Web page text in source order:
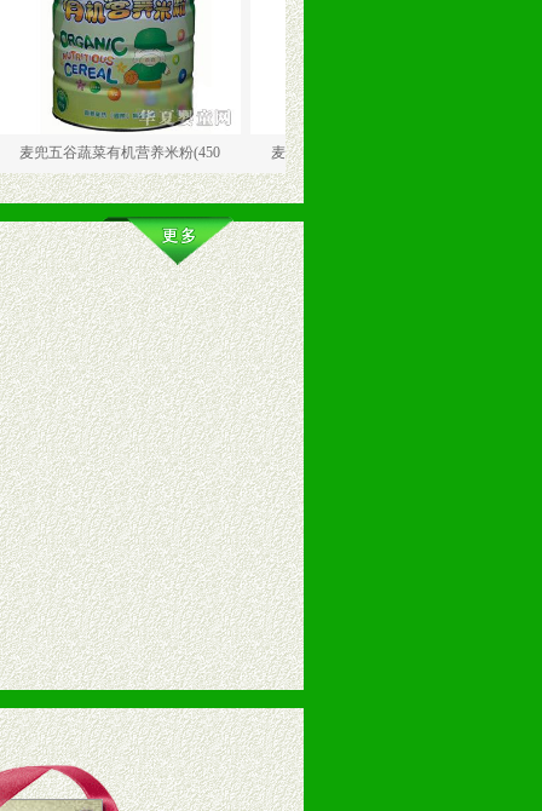
蔬菜有机营养米粉(450 麦兜乳铁蛋白有机营养米粉(450